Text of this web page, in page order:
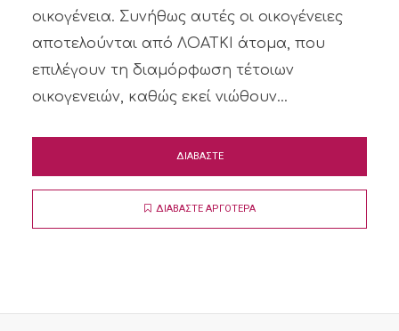
οικογένεια. Συνήθως αυτές οι οικογένειες
αποτελούνται από ΛΟΑΤΚΙ άτομα, που
επιλέγουν τη διαμόρφωση τέτοιων
οικογενειών, καθώς εκεί νιώθουν...
ΔΙΑΒΑΣΤΕ
ΔΙΑΒΑΣΤΕ ΑΡΓΟΤΕΡΑ